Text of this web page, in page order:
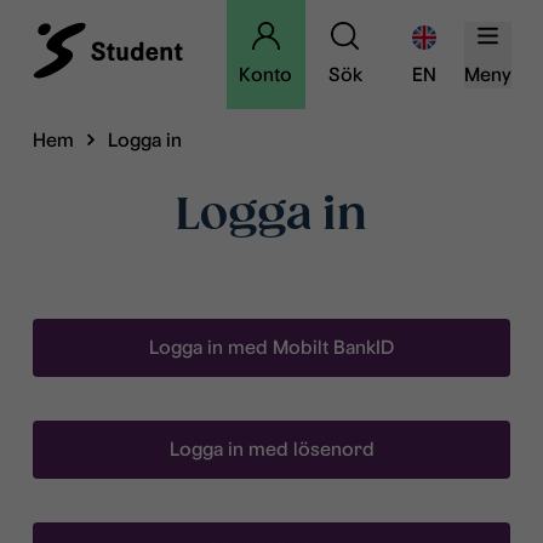
Konto Sök EN Meny
Hem Logga in
Logga in
Logga in med Mobilt BankID
Logga in med lösenord